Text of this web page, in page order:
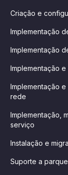
Criação e
Implementação
Implementação
Implementação
Implementação
rede
Implementação,
serviço
Instalação e
Suporte a